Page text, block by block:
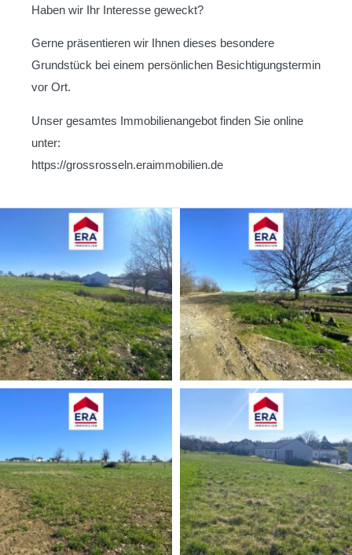
Haben wir Ihr Interesse geweckt?
Gerne präsentieren wir Ihnen dieses besondere
Grundstück bei einem persönlichen Besichtigungstermin
vor Ort.
Unser gesamtes Immobilienangebot finden Sie online
unter:
https://grossrosseln.eraimmobilien.de